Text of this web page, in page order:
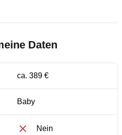
Daten
ca. 389 €
Baby
Nein